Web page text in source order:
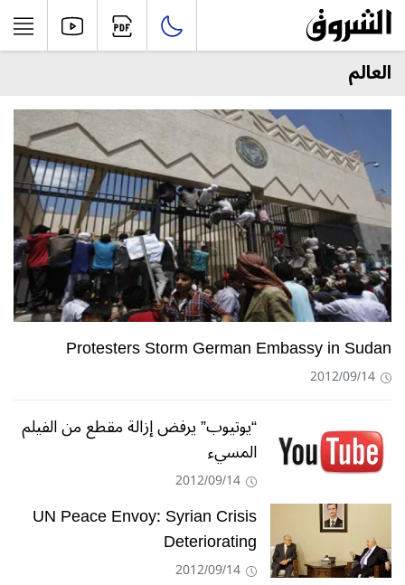
العالم
Protesters Storm German Embassy in Sudan
2012/09/14
“يوتيوب” يرفض إزالة مقطع من الفيلم
المسيء
2012/09/14
UN Peace Envoy: Syrian Crisis
Deteriorating
2012/09/14